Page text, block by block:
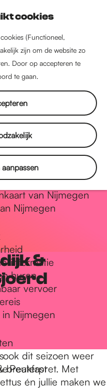
cookies
(Functioneel,
zijn om de website zo
Door op accepteren te
te gaan.
Nieuw-West
Oud-West
stad van
tijdlijn
Limes
van Nijmegen Penning
van Nijmegen
Nijmegen
huren
vervoer
in Nijmegen
breakfast
&
ook dit seizoen weer
Peuterpret. Met
én jullie maken we